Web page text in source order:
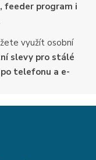
feeder program i
využít osobní
slevy pro stálé
telefonu a e-